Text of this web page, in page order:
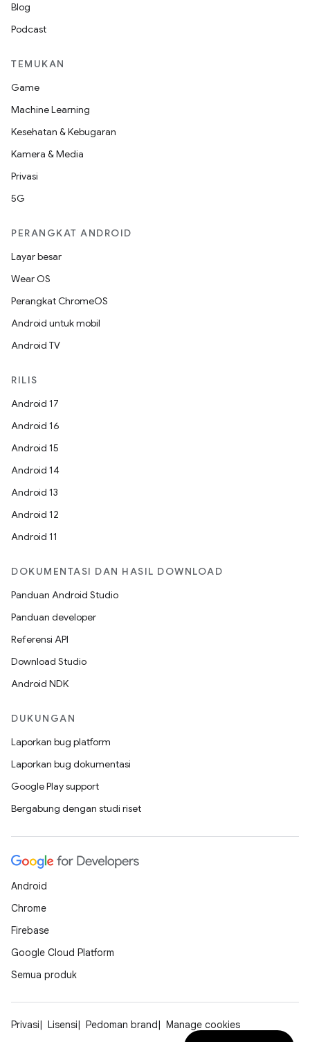
Blog
Podcast
TEMUKAN
Game
Machine Learning
Kesehatan & Kebugaran
Kamera & Media
Privasi
5G
PERANGKAT ANDROID
Layar besar
Wear OS
Perangkat ChromeOS
Android untuk mobil
Android TV
RILIS
Android 17
Android 16
Android 15
Android 14
Android 13
Android 12
Android 11
DOKUMENTASI DAN HASIL DOWNLOAD
Panduan Android Studio
Panduan developer
Referensi API
Download Studio
Android NDK
DUKUNGAN
Laporkan bug platform
Laporkan bug dokumentasi
Google Play support
Bergabung dengan studi riset
Android
Chrome
Firebase
Google Cloud Platform
Semua produk
Privasi Lisensi Pedoman brand
Manage cookies